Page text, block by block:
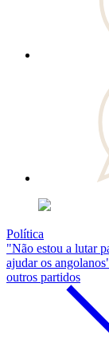
Política
"Não estou a lutar
ajudar os
outros partidos